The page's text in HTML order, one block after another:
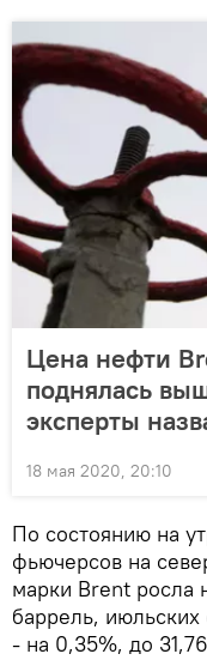
Цена нефти
поднялась
эксперты
18 мая 2020, 20:10
По состоянию на
фьючерсов на
марки Brent росла
баррель,
- на 0,35%, до